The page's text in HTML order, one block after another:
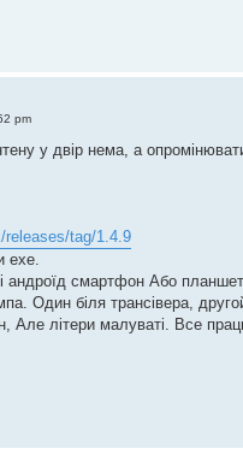
pm
у двір нема, а
tag/1.4.9
ехе.
андроїд смартфон Або
Один біля трансівера,
літери малуваті. Все